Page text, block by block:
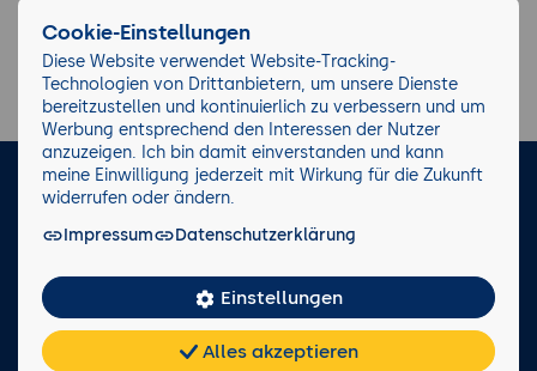
LinkedIn Facebook
Facts
0221 82 80 90
Rückruf anfordern
Cookie-Einstellungen
Diese Website verwendet Website-Tracking-
Technologien von Drittanbietern, um unsere Dienste
bereitzustellen und kontinuierlich zu verbessern und um
Werbung entsprechend den Interessen der Nutzer
anzuzeigen. Ich bin damit einverstanden und kann
meine Einwilligung jederzeit mit Wirkung für die Zukunft
widerrufen oder ändern.
Impressum
Datenschutzerklärung
Einstellungen
Alles akzeptieren